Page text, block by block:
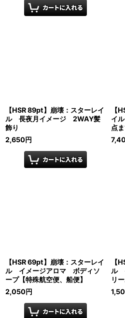
【HSR 89pt】崩壊：スターレイ
ル 長夜月イメージ 2WAY髪
飾り
2,650円
【
イ
点
【HSR 69pt】崩壊：スターレイ
ル イメージアロマ ボディソ
ープ【特殊航空便、船便】
2,050円
【
ル
リ